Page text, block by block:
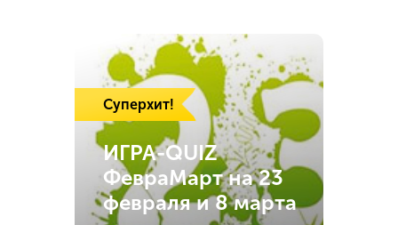
Суперхит!
ИГРА-QUIZ
ФевраМарт на 23
февраля и 8 марта